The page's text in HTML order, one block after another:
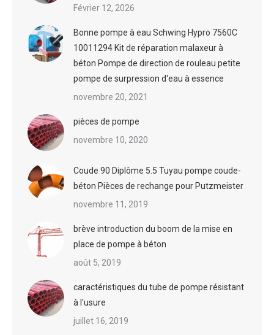
Février 12, 2026
Bonne pompe à eau Schwing Hypro 7560C
10011294 Kit de réparation malaxeur à
béton Pompe de direction de rouleau petite
pompe de surpression d'eau à essence
novembre 20, 2021
pièces de pompe
novembre 10, 2020
Coude 90 Diplôme 5.5 Tuyau pompe coude-
béton Pièces de rechange pour Putzmeister
novembre 11, 2019
brève introduction du boom de la mise en
place de pompe à béton
août 5, 2019
caractéristiques du tube de pompe résistant
à l'usure
juillet 16, 2019